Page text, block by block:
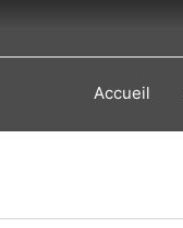
Accueil